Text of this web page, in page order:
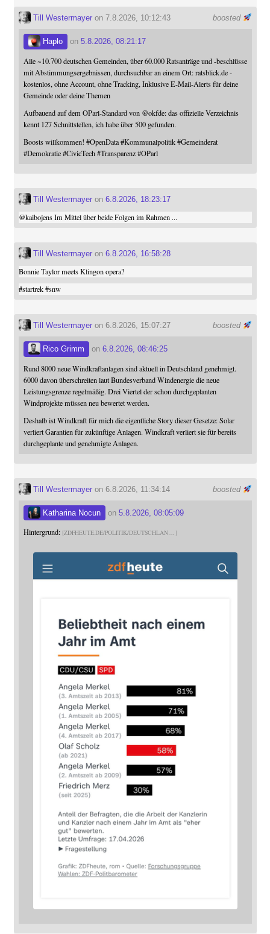
boosted
Till Westermayeron 7.8.2026, 10:12:43
Haplo on 5.8.2026, 08:21:17
Alle ~10.700 deutschen Gemeinden, über 60.000 Ratsanträge und -beschlüsse
mit Abstimmungsergebnissen, durchsuchbar an einem Ort: ratsblick.de -
kostenlos, ohne Account, ohne Tracking, Inklusive E-Mail-Alerts für deine
Gemeinde oder deine Themen
Aufbauend auf dem OParl-Standard von @okfde: das offizielle Verzeichnis
kennt 127 Schnittstellen, ich habe über 500 gefunden.
Boosts willkommen! #OpenData #Kommunalpolitik #Gemeinderat
#Demokratie #CivicTech #Transparenz #OParl
Till Westermayeron 6.8.2026, 18:23:17
@kaibojensIm Mittel über beide Folgen im Rahmen ...
Till Westermayeron 6.8.2026, 16:58:28
Bonnie Taylor meets Klingon opera?
#startrek #snw
boosted
Till Westermayeron 6.8.2026, 15:07:27
Rico Grimm on 6.8.2026, 08:46:25
Rund 8000 neue Windkraftanlagen sind aktuell in Deutschland genehmigt.
6000 davon überschreiten laut Bundesverband Windenergie die neue
Leistungsgrenze regelmäßig. Drei Viertel der schon durchgeplanten
Windprojekte müssen neu bewertet werden.
Deshalb ist Windkraft für mich die eigentliche Story dieser Gesetze: Solar
verliert Garantien für zukünftige Anlagen. Windkraft verliert sie für bereits
durchgeplante und genehmigte Anlagen.
boosted
Till Westermayeron 6.8.2026, 11:34:14
Katharina Nocun on 5.8.2026, 08:05:09
Hintergrund: ZDFHEUTE.DE/POLITIK/DEUTSCHLAN